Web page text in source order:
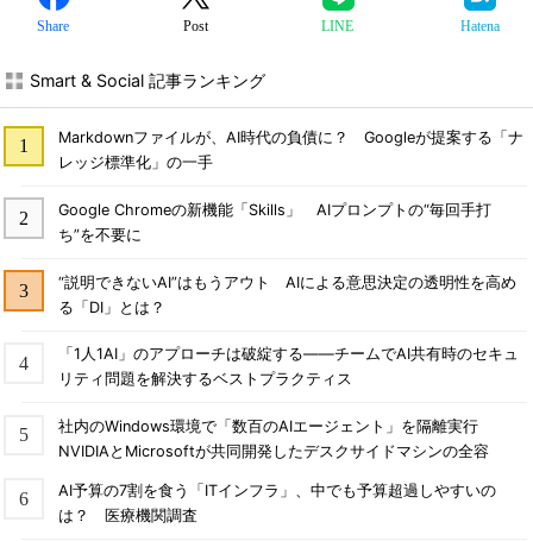
Share Post LINE Hatena
Smart & Social 記事ランキング
Markdownファイルが、AI時代の負債に？ Googleが提案する「ナ
レッジ標準化」の一手
Google Chromeの新機能「Skills」 AIプロンプトの“毎回手打
ち”を不要に
“説明できないAI”はもうアウト AIによる意思決定の透明性を高め
る「DI」とは？
「1人1AI」のアプローチは破綻する――チームでAI共有時のセキュ
リティ問題を解決するベストプラクティス
社内のWindows環境で「数百のAIエージェント」を隔離実行
NVIDIAとMicrosoftが共同開発したデスクサイドマシンの全容
AI予算の7割を食う「ITインフラ」、中でも予算超過しやすいの
は？ 医療機関調査